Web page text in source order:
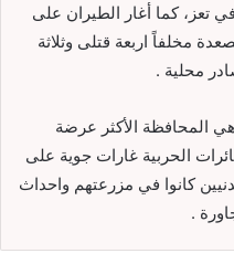
تعز، كما أغار الطيران على
مخلفاً اربعة قتلى وثلاثة
محلية .
المحافظة الأكثر عرضة
الحربية غارات جوية على
كانوا في مزرعتهم واحداث
.